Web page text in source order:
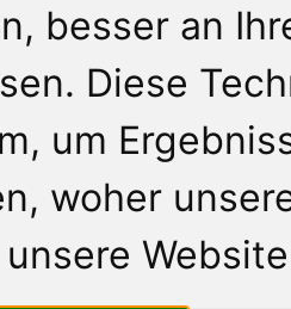
besser an
Diese
um
woher